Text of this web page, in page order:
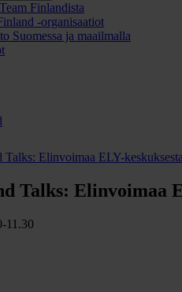
Finlandista
-organisaatiot
Suomessa ja maailmalla
Talks: Elinvoimaa ELY-
Talks: Elinvoimaa
11.30